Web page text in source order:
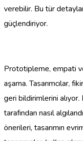
verebilir. Bu tür detaylar,
güçlendiriyor.
Prototipleme, empati
aşama. Tasarımcılar,
geri bildirimlerini alıyor.
tarafından nasıl
önerileri, tasarımın